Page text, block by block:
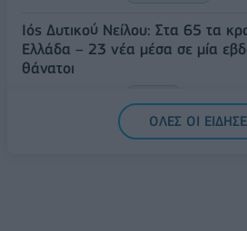
Ιός Δυτικού Νείλου: Στα 65 τα
Ελλάδα – 23 νέα μέσα σε μία
θάνατοι
ΟΛΕΣ ΟΙ